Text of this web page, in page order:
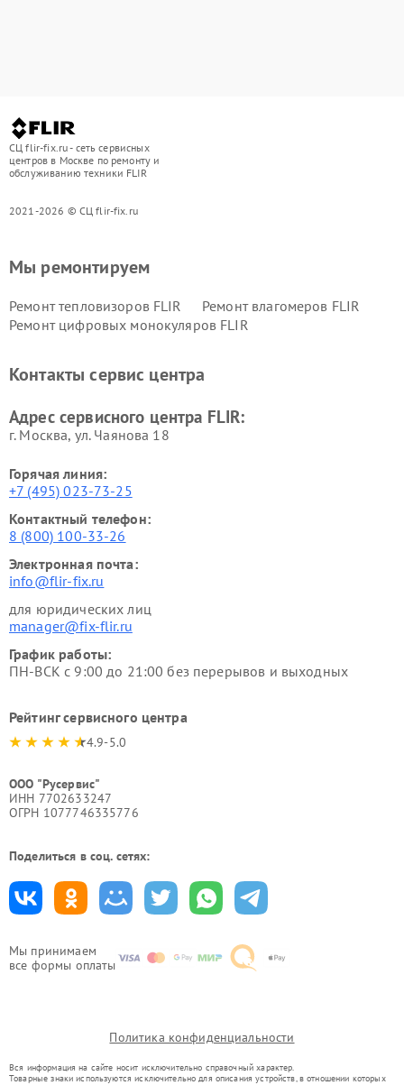
СЦ flir-fix.ru - сеть сервисных
центров в Москве по ремонту и
обслуживанию техники FLIR
2021-2026 © СЦ flir-fix.ru
Мы принимаем
все формы оплаты
Мы ремонтируем
Ремонт тепловизоров FLIR
Ремонт влагомеров FLIR
Ремонт цифровых монокуляров FLIR
Контакты сервис центра
Адрес сервисного центра FLIR:
г. Москва, ул. Чаянова 18
Горячая линия:
+7 (495) 023-73-25
Контактный телефон:
8 (800) 100-33-26
Электронная почта:
info@flir-fix.ru
для юридических лиц
manager@fix-flir.ru
График работы:
ПН-ВСК с 9:00 до 21:00 без перерывов и выходных
Рейтинг сервисного центра
4.9-5.0
ООО "Русервис"
ИНН 7702633247
ОГРН 1077746335776
Поделиться в соц. сетях:
Политика конфиденциальности
Вся информация на сайте носит исключительно справочный характер.
Товарные знаки используются исключительно для описания устройств, в отношении которых